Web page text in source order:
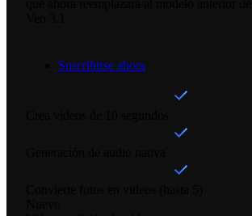
Suscribirse ahora